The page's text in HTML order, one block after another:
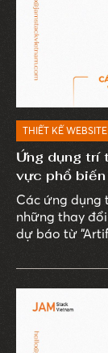
THIẾT KẾ WEBSITE
Ứng dụng trí
vực phổ biến
Các ứng dụng
những thay
dự báo từ
trường AI toàn
2027, tăng
này minh
của AI trên